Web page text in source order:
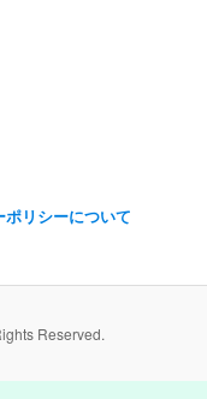
リシーについて
Reserved.